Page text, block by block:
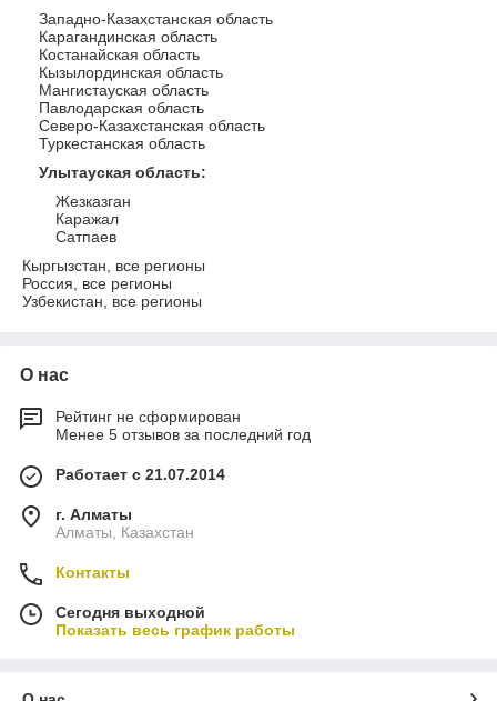
Западно-Казахстанская область
Карагандинская область
Костанайская область
Кызылординская область
Мангистауская область
Павлодарская область
Северо-Казахстанская область
Туркестанская область
Улытауская область:
Жезказган
Каражал
Сатпаев
Кыргызстан, все регионы
Россия, все регионы
Узбекистан, все регионы
О нас
Рейтинг не сформирован
Менее 5 отзывов за последний год
Работает с 21.07.2014
г. Алматы
Алматы, Казахстан
Контакты
Сегодня выходной
Показать весь график работы